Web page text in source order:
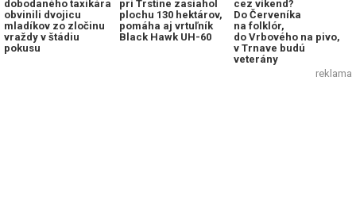
dobodaného taxikára
obvinili dvojicu
mladíkov zo zločinu
vraždy v štádiu
pokusu
pri Trstíne zasiahol
plochu 130 hektárov,
pomáha aj vrtuľník
Black Hawk UH-60
cez víkend?
Do Červeníka
na folklór,
do Vrbového na pivo,
v Trnave budú
veterány
reklama